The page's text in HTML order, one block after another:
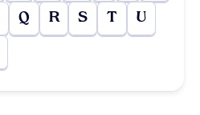
Q R S T U